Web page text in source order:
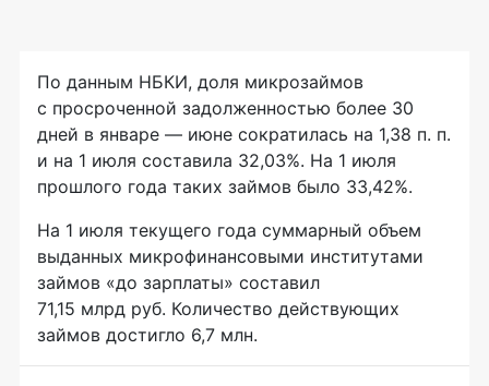
По данным НБКИ, доля микрозаймов
с просроченной задолженностью более 30
дней в январе — июне сократилась на 1,38 п. п.
и на 1 июля составила 32,03%. На 1 июля
прошлого года таких займов было 33,42%.
На 1 июля текущего года суммарный объем
выданных микрофинансовыми институтами
займов «до зарплаты» составил
71,15 млрд руб. Количество действующих
займов достигло 6,7 млн.